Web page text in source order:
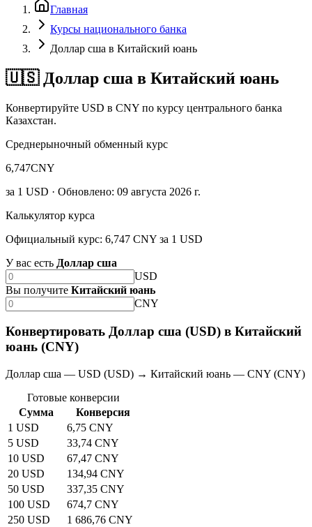
Главная
Курсы национального банка
Доллар сша в Китайский юань
🇺🇸 Доллар сша в Китайский юань
Конвертируйте USD в CNY по курсу центрального банка
Казахстан.
Среднерыночный обменный курс
6,747CNY
за 1 USD · Обновлено: 09 августа 2026 г.
Калькулятор курса
Официальный курс: 6,747 CNY за 1 USD
У вас есть Доллар сша
USD
Вы получите Китайский юань
CNY
Конвертировать Доллар сша (USD) в Китайский
юань (CNY)
Доллар сша — USD (USD) → Китайский юань — CNY (CNY)
Готовые конверсии
Сумма
Конверсия
1 USD
6,75 CNY
5 USD
33,74 CNY
10 USD
67,47 CNY
20 USD
134,94 CNY
50 USD
337,35 CNY
100 USD
674,7 CNY
250 USD
1 686,76 CNY